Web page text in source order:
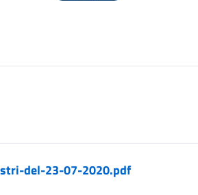
del-23-07-2020.pdf